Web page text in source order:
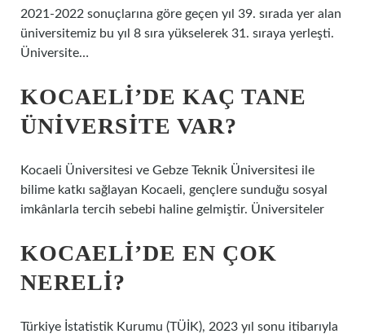
2021-2022 sonuçlarına göre geçen yıl 39. sırada yer alan
üniversitemiz bu yıl 8 sıra yükselerek 31. sıraya yerleşti.
Üniversite…
KOCAELI’DE KAÇ TANE
ÜNIVERSITE VAR?
Kocaeli Üniversitesi ve Gebze Teknik Üniversitesi ile
bilime katkı sağlayan Kocaeli, gençlere sunduğu sosyal
imkânlarla tercih sebebi haline gelmiştir. Üniversiteler
KOCAELI’DE EN ÇOK
NERELI?
Türkiye İstatistik Kurumu (TÜİK), 2023 yıl sonu itibarıyla